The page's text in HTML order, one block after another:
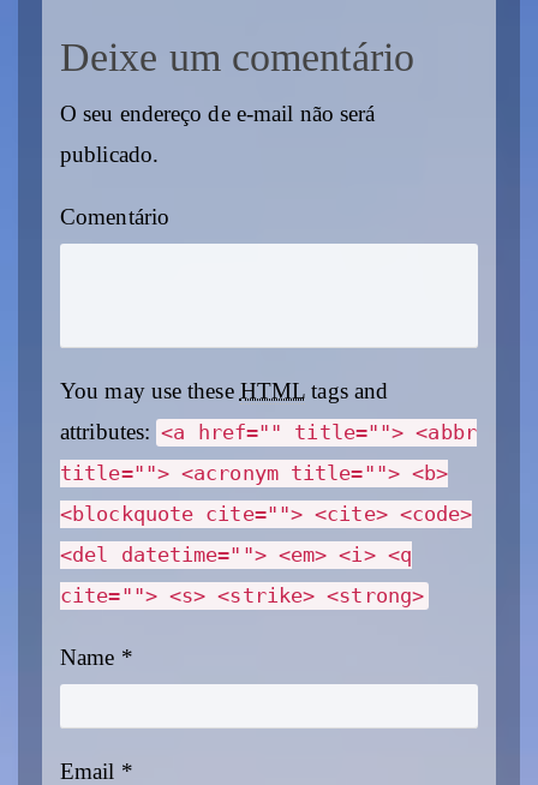
Deixe um comentário
O seu endereço de e-mail não será
publicado.
Comentário
You may use these HTML tags and
attributes: <a href="" title=""> <abbr
title=""> <acronym title=""> <b>
<blockquote cite=""> <cite> <code>
<del datetime=""> <em> <i> <q
cite=""> <s> <strike> <strong>
Name *
Email *